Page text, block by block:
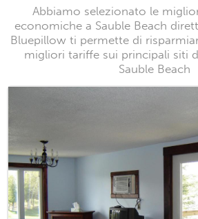
Abbiamo selezionato le
economiche a Sauble Beach
Bluepillow ti permette di
migliori tariffe sui principali siti
Sauble Beach